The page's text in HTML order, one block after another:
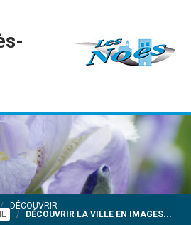
DÉCOUVRIR
DÉCOUVRIR LA VILLE EN IMAGES...